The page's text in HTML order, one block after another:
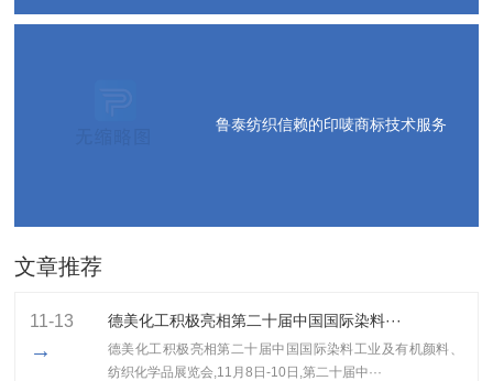
鲁泰纺织信赖的印唛商标技术服务
文章推荐
11-13
→
德美化工积极亮相第二十届中国国际染料···
德美化工积极亮相第二十届中国国际染料工业及有机颜料、
纺织化学品展览会,11月8日-10日,第二十届中···